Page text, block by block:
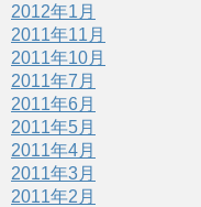
2012年1月
2011年11月
2011年10月
2011年7月
2011年6月
2011年5月
2011年4月
2011年3月
2011年2月